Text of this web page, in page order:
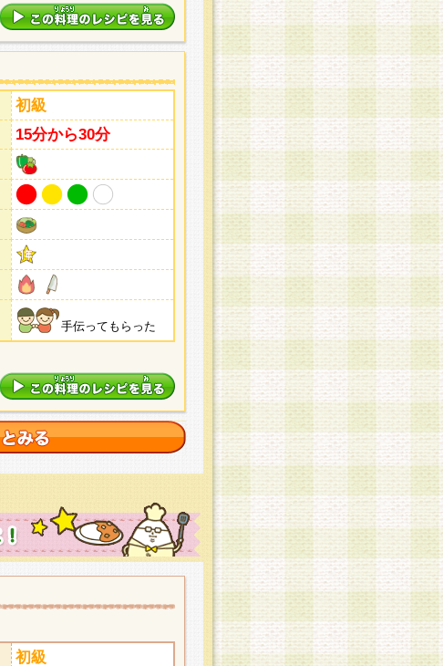
初級
15分から30分
手伝ってもらった
初級